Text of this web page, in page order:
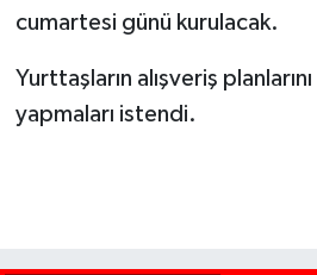
cumartesi günü kurulacak.
Yurttaşların alışveriş
yapmaları istendi.